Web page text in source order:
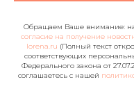
Обращаем Ваше внимание:
согласие на получение
lorena.ru (Полный текст
соответствующих
Федерального закона от
соглашаетесь c нашей